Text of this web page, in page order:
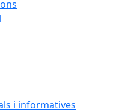
i informatives